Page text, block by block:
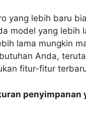
yang lebih baru
model yang lebih
lama mungkin
Anda,
fitur-fitur
penyimpanan